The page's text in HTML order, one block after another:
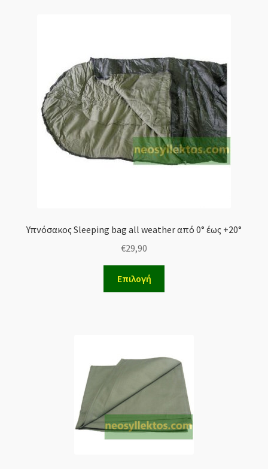
Υπνόσακος Sleeping bag all weather από 0° έως +20°
€29,90
Επιλογή